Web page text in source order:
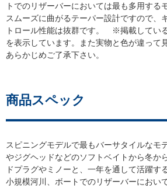
トでのリザーバーにおいては最も多用する
スムーズに曲がるテーパー設計ですので、
トロール性能は抜群です。 ※掲載してい
を表示しています。また実物と色が違って
あらかじめご了承下さい。
商品スペック
スピニングモデルで最もバーサタイルなモ
ジグヘッドなどのソフトベイトから冬か
ドプラグやミノーと、一年を通して活躍
小規模河川、ボートでのリザーバーにおい